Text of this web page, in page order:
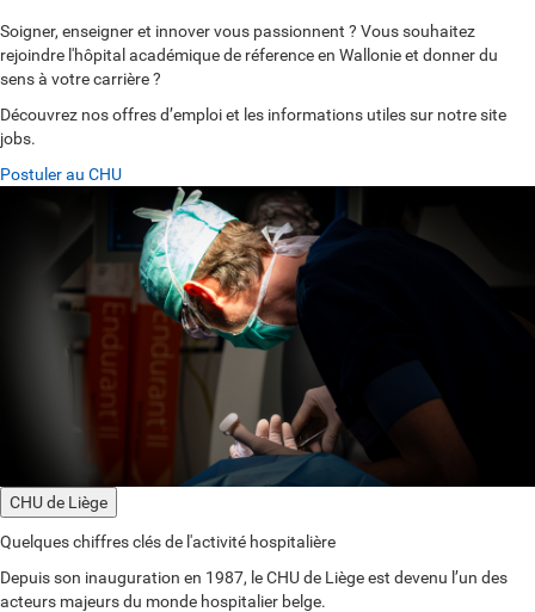
Soigner, enseigner et innover vous passionnent ? Vous souhaitez
rejoindre l'hôpital académique de réference en Wallonie et donner du
sens à votre carrière ?
Découvrez nos offres d’emploi et les informations utiles sur notre site
jobs.
Postuler au CHU
CHU de Liège
Quelques chiffres clés de l'activité hospitalière
Depuis son inauguration en 1987, le CHU de Liège est devenu l’un des
acteurs majeurs du monde hospitalier belge.